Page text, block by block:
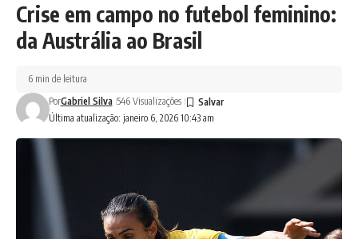
Crise em campo no futebol feminino:
da Austrália ao Brasil
Última atualização: janeiro 6, 2026 10:43 am
PorGabriel Silva 546 Visualizações
6 min de leitura